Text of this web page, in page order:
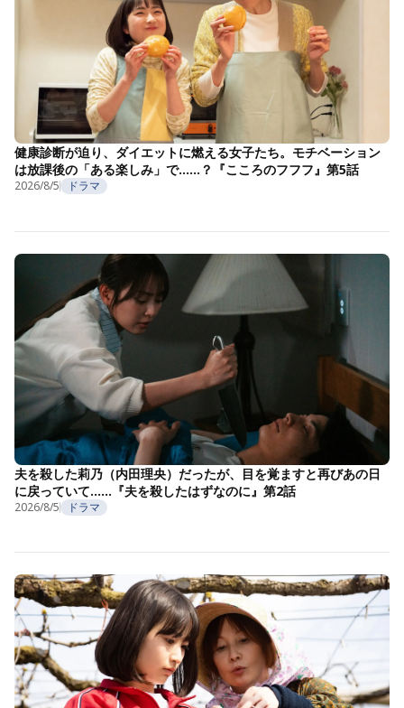
健康診断が迫り、ダイエットに燃える女子たち。モチベーション
は放課後の「ある楽しみ」で……？『こころのフフフ』第5話
2026/8/5 ドラマ
夫を殺した莉乃（内田理央）だったが、目を覚ますと再びあの日
に戻っていて……『夫を殺したはずなのに』第2話
2026/8/5 ドラマ